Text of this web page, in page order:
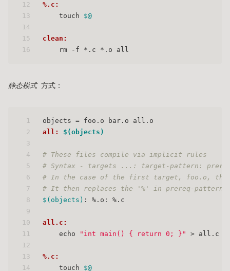
12
13
14
15
16
%.c:
    touch
$@
clean:
    rm -f *.c *.o all
静态模式方式：
1
2
3
4
5
6
7
8
9
10
11
12
13
14
objects = foo.o bar.o all.o
all: $(objects)
# These files compile via implicit rules
# Syntax - targets ...: target-pattern:
# In the case of the first target, foo.o, the
# It then replaces the '%' in prereq-patterns
$(objects) : %.o: %.c
all.c:
    echo
"int main() { return 0; }" > all.c
%.c:
    touch
$@